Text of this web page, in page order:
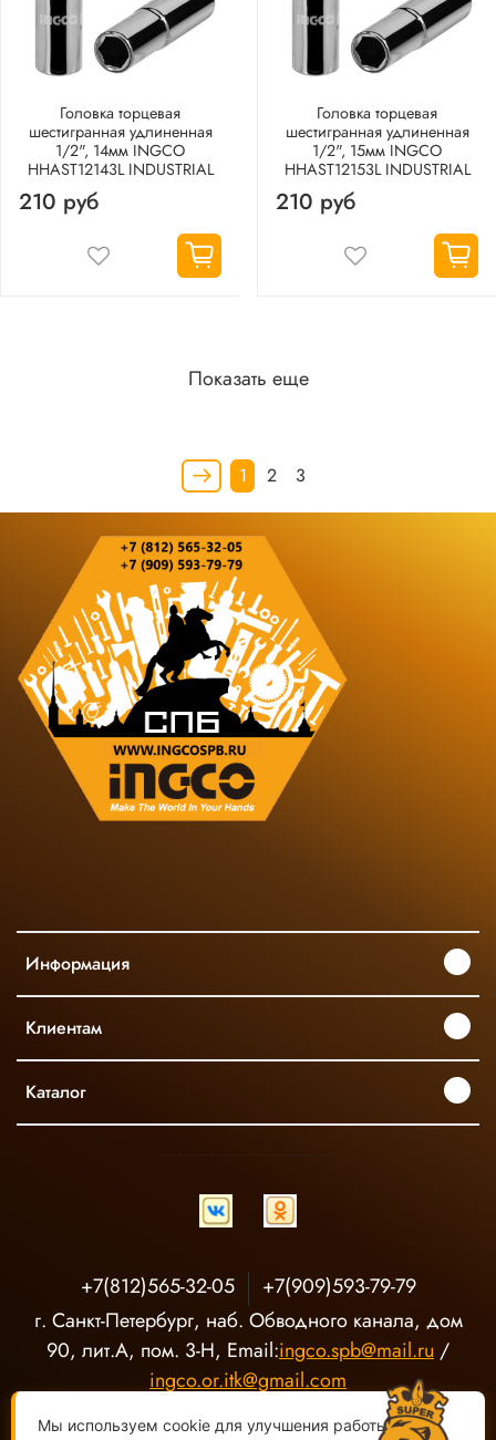
Головка торцевая
шестигранная удлиненная
1/2", 14мм INGCO
HHAST12143L INDUSTRIAL
210 руб
Головка торцевая
шестигранная удлиненная
1/2", 15мм INGCO
HHAST12153L INDUSTRIAL
210 руб
Показать еще
1 2 3
Информация
Клиентам
Каталог
+7(812)565-32-05
+7(909)593-79-79
г. Санкт-Петербург, наб. Обводного канала, дом
90, лит.А, пом. 3-Н, Email:ingco.spb@mail.ru/
ingco.or.itk@gmail.com
Мы используем cookie для улучшения работы сайта.